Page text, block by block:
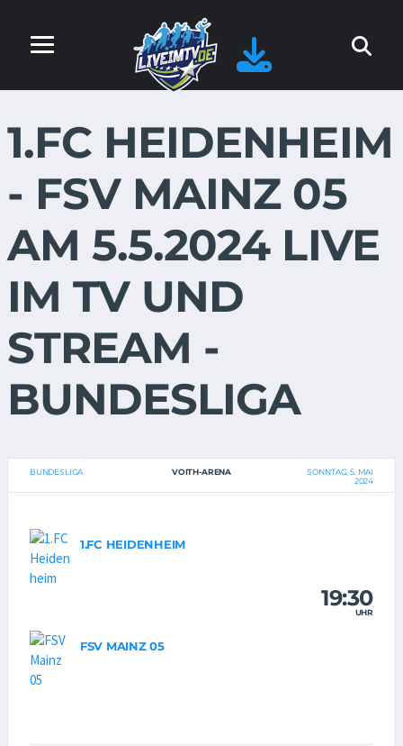
1.FC HEIDENHEIM
- FSV MAINZ 05
AM 5.5.2024 LIVE
IM TV UND
STREAM -
BUNDESLIGA
BUNDESLIGA VOITH-ARENA
SONNTAG, 5. MAI
2024
1.FC HEIDENHEIM
19:30
UHR
FSV MAINZ 05